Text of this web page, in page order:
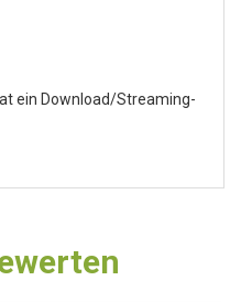
ein Download/Streaming-